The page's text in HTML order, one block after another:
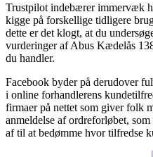
Trustpilot indebærer immervæk
kigge på forskellige tidligere
dette er det klogt, at du
vurderinger af Abus Kædelås
du handler.
Facebook byder på derudover
i online forhandlerens
firmaer på nettet som giver folk
anmeldelse af ordreforløbet,
af til at bedømme hvor tilfredse